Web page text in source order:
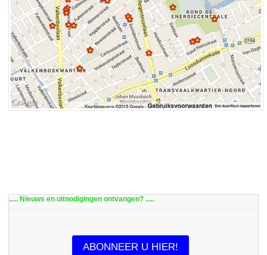
..... Nieuws en uitnodigingen ontvangen? .....
ABONNEER U HIER!